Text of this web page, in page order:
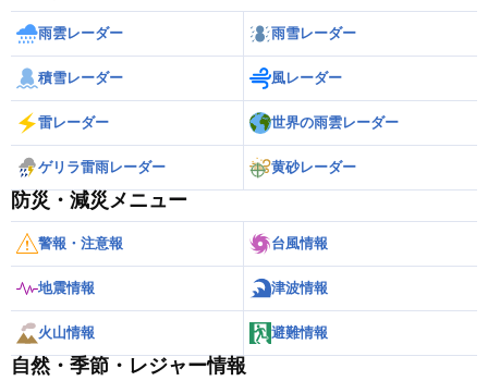
雨雲レーダー 雨雪レーダー
積雪レーダー 風レーダー
雷レーダー 世界の雨雲レーダー
ゲリラ雷雨レーダー 黄砂レーダー
防災・減災メニュー
警報・注意報 台風情報
地震情報 津波情報
火山情報 避難情報
自然・季節・レジャー情報